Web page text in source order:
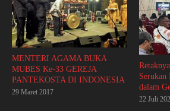
MENTERI AGAMA BUKA
MUBES Ke-33 GEREJA
PANTEKOSTA DI INDONESIA
29 Maret 2017
Serukan
dalam
22 Juli